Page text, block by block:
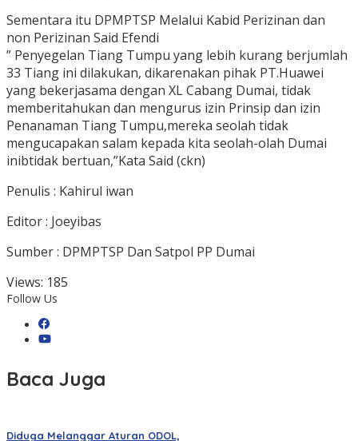
Sementara itu DPMPTSP Melalui Kabid Perizinan dan
non Perizinan Said Efendi
” Penyegelan Tiang Tumpu yang lebih kurang berjumlah
33 Tiang ini dilakukan, dikarenakan pihak PT.Huawei
yang bekerjasama dengan XL Cabang Dumai, tidak
memberitahukan dan mengurus izin Prinsip dan izin
Penanaman Tiang Tumpu,mereka seolah tidak
mengucapakan salam kepada kita seolah-olah Dumai
inibtidak bertuan,”Kata Said (ckn)
Penulis : Kahirul iwan
Editor : Joeyibas
Sumber : DPMPTSP Dan Satpol PP Dumai
Views: 185
Follow Us
Baca Juga
Diduga Melanggar Aturan ODOL,